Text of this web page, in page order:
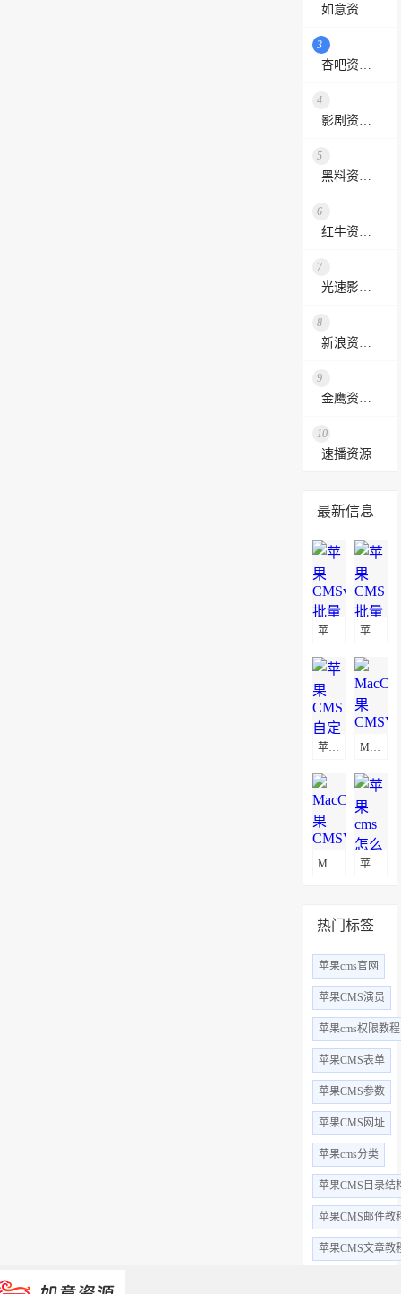
3
4
5
6
7
8
9
10
速播资源
最新信息
苹果CMS批量替换播放地址及图片地址方法
苹果cms怎么更换logo
热门标签
苹果cms官网
苹果CMS演员
苹果cms权限教程
苹果CMS表单
苹果CMS参数
苹果CMS网址
苹果cms分类
苹果CMS目录结
苹果CMS邮件教
苹果CMS文章教